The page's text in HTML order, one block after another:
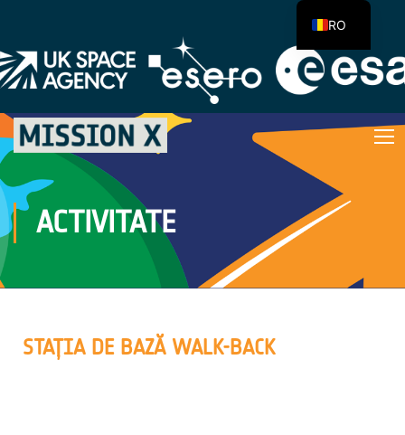
ACTIVITATE
STAȚIA DE BAZĂ WALK-BACK
RO